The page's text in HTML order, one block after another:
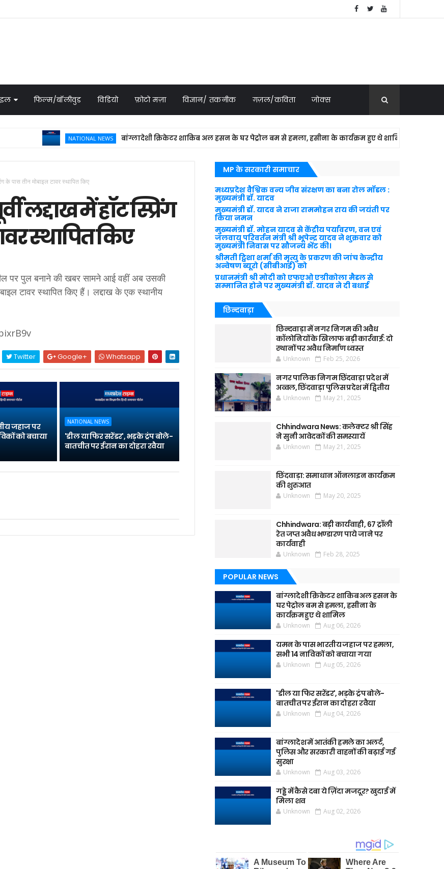
फिल्म/बॉलीवुड विडियो फ़ोटो मज़ा विज्ञान/ तकनीक ग़ज़ल/कविता जोक्स
NATIONAL NEWS बांग्लादेशी क्रिकेटर शाकिब अल हसन के घर पेट्रोल बम से हमला, हसीना के कार्यक्रम हुए थे शामिल
के पास तीन मोबाइल टावर स्थापित किए
लद्दाख में हॉट स्प्रिंग
स्थापित किए
पर पुल बनाने की खबर सामने आई वहीं अब उसकी
टावर स्थापित किए हैं। लद्दाख के एक स्थानीय
Twitter Google+ Whatsapp
जहाज पर
को बचाया
NATIONAL NEWS
'डील या फिर सरेंडर', भड़के ट्रंप बोले-
बातचीत पर ईरान का दोहरा रवैया
MP के सरकारी समाचार
मध्यप्रदेश वैश्विक वन्य जीव संरक्षण का बना रोल मॉडल :
मुख्यमंत्री डॉ. यादव
मुख्यमंत्री डॉ. यादव ने राजा राममोहन राय की जयंती पर
किया नमन
मुख्यमंत्री डॉ. मोहन यादव से केंद्रीय पर्यावरण, वन एवं
जलवायु परिवर्तन मंत्री श्री भूपेन्द्र यादव ने शुक्रवार को
मुख्यमंत्री निवास पर सौजन्य भेंट की।
श्रीमती ट्विशा शर्मा की मृत्यु के प्रकरण की जांच केन्द्रीय
अन्वेषण ब्यूरो (सीबीआई) को
प्रधानमंत्री श्री मोदी को एफएओ एग्रीकोला मैडल से
सम्मानित होने पर मुख्यमंत्री डॉ. यादव ने दी बधाई
छिन्दवाड़ा
छिन्दवाड़ा में नगर निगम की अवैध
कॉलोनियों के खिलाफ बड़ी कार्रवाई: दो
स्थानों पर अवैध निर्माण ध्वस्त
Unknown Feb 25, 2026
नगर पालिक निगम छिंदवाड़ा प्रदेश में
अव्वल, छिंदवाड़ा पुलिस प्रदेश में द्वितीय
Unknown May 21, 2025
Chhindwara News: कलेक्टर श्री सिंह
ने सुनी आवेदकों की समस्यायें
Unknown May 21, 2025
छिंदवाड़ा: समाधान ऑनलाइन कार्यक्रम
की शुरुआत
Unknown May 20, 2025
Chhindwara: बड़ी कार्यवाही, 67 ट्रॉली
रेत जप्त अवैध भण्डारण पाये जाने पर
कार्यवाही
Unknown Feb 28, 2025
POPULAR NEWS
बांग्लादेशी क्रिकेटर शाकिब अल हसन के
घर पेट्रोल बम से हमला, हसीना के
कार्यक्रम हुए थे शामिल
Unknown Aug 06, 2026
यमन के पास भारतीय जहाज पर हमला,
सभी 14 नाविकों को बचाया गया
Unknown Aug 05, 2026
'डील या फिर सरेंडर', भड़के ट्रंप बोले-
बातचीत पर ईरान का दोहरा रवैया
Unknown Aug 04, 2026
बांग्लादेश में आतंकी हमले का अलर्ट,
पुलिस और सरकारी वाहनों की बढ़ाई गई
सुरक्षा
Unknown Aug 03, 2026
गड्ढे में कैसे दबा ये ज़िंदा मजदूर? खुदाई में
मिला शव
Unknown Aug 02, 2026